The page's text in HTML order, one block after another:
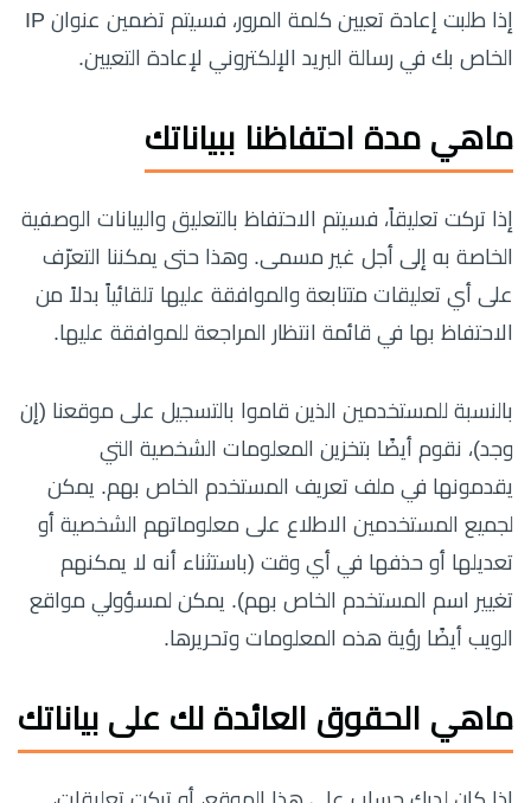
إذا طلبت إعادة تعيين كلمة المرور، فسيتم تضمين عنوان IP
الخاص بك في رسالة البريد الإلكتروني لإعادة التعيين.
ماهي مدة احتفاظنا ببياناتك
إذا تركت تعليقاً، فسيتم الاحتفاظ بالتعليق والبيانات الوصفية
الخاصة به إلى أجل غير مسمى. وهذا حتى يمكننا التعرّف
على أي تعليقات متتابعة والموافقة عليها تلقائياً بدلاً من
الاحتفاظ بها في قائمة انتظار المراجعة للموافقة عليها.
بالنسبة للمستخدمين الذين قاموا بالتسجيل على موقعنا (إن
وجد)، نقوم أيضًا بتخزين المعلومات الشخصية التي
يقدمونها في ملف تعريف المستخدم الخاص بهم. يمكن
لجميع المستخدمين الاطلاع على معلوماتهم الشخصية أو
تعديلها أو حذفها في أي وقت (باستثناء أنه لا يمكنهم
تغيير اسم المستخدم الخاص بهم). يمكن لمسؤولي مواقع
الويب أيضًا رؤية هذه المعلومات وتحريرها.
ماهي الحقوق العائدة لك على بياناتك